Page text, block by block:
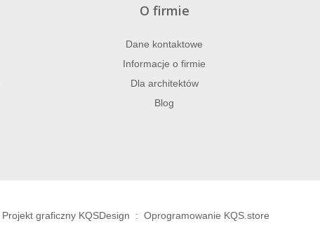
O firmie
Dane kontaktowe
Informacje o firmie
Dla architektów
Blog
Projekt graficzny KQSDesign : Oprogramowanie KQS.store